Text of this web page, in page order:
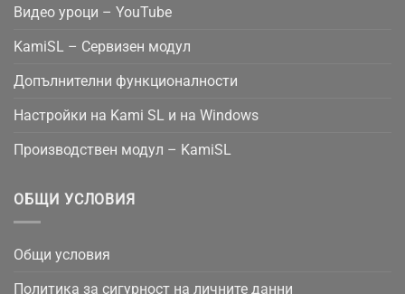
Видео уроци – YouTube
KamiSL – Сервизен модул
Допълнителни функционалности
Настройки на Kami SL и на Windows
Производствен модул – KamiSL
ОБЩИ УСЛОВИЯ
Общи условия
Политика за сигурност на личните данни